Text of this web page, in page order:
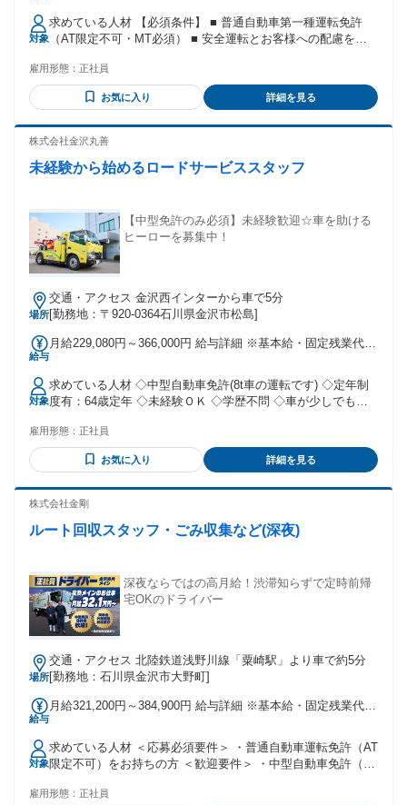
れる通勤・皆勤・家族手当金額：なし 全員に一律で支払われ
るその他手当金額：なし 乗車回数により変動／年収500万円
以上を見込めます ■ 月給：30〜40万円（乗車回数により変
動） ■ 賞与：年2回 ■ 昇給：年1回（人事評価による） ■ 諸手
資格取得手当／食事補助／お正月手当／子ども入学祝い金 ■
休まず乗務すれば、年収500万円以上を見込める設計です
【支度金制度】 入社時点で30〜55歳の方：合計50万円を支給
・半年後／1年後／2年後にそれぞれ10万円 ・3年後に20万円
55歳以上の方：入社半年後に10万円のみ支給 ※大型二種免許
取得支援制度を利用された方は対象外となります。 【新路線
線の立ち上げを、いっしょに担ってくれる方への特別な支援
金です。 2026年8月に入社する方・先着3名に、最大50万円を
支給します。 ・入社時：10万円 ・初乗務後：10万円 ・入社3
か月後：10万円 ・入社6か月後：10万円 ・入社1年後：10万
円 ※現行の支度金とは別に支給します。 ※新路線・運転士・
2026年8月入社の方を対象とした、期間限定の支援金です。
【引越し費用の補助（石川県外からお越しの方）】 石川県外
から移り住んで働く方に、引越し費用として10万円を補助し
ます。 【表彰制度】 ■ 無事故・無違反運転表彰（3・5・7・
対象
求めている人材 【必須条件】 ■ 普通自動車第一種運転免許
（AT限定不可・MT必須） ■ 安全運転とお客様への配慮を大
運転経験 ■ 長距離運転に慣れている方 ■ 夜勤・深夜勤務のご
経験 ■ トラックドライバー・配送ドライバーからの転身を考
えている方 ■ タクシー・ハイヤーでのご経験 ■ 接客業・サー
大型自動車第二種運転免許（取得支援制度あり／必須ではな
（貨物・旅客） ■ 危険物取扱者乙4 【こんな方を歓迎しま
も平気」という方 ■ 安全運転を何より大切にできる方 ■ お客
様の旅をサポートする仕事にやりがいを感じる方 ■ プロドラ
イバーへの第一歩を踏み出したい方 ■ これまでの運転経験を
活かしたい方 20代・30代・40代・50代・60代幅広い年代のド
事由1号・65歳未満（定年のため））
雇用形態： 正社員
お気に入り 詳細を見る
株式会社金沢丸善
未経験から始めるロードサービススタッフ
【中型免許のみ必須】未経験歓迎☆車を助ける
ヒーローを募集中！
場所
交通・アクセス 金沢西インターから車で5分
[勤務地：〒920-0364石川県金沢市松島]
給与
月給229,080円～366,000円 給与詳細 ※基本給・固定残業代の
ヶ月あたり2万9080円 〜 4万6100円（固定残業時間：1ヶ月あ
たり20時間） 固定残業時間を超えた勤務時間については別途
残業代を支給する 【一律手当】 全員に一律で支払われる通
勤・皆勤・家族手当金額：なし 全員に一律で支払われるその
(前年実績:月あたり＋3000円/月) ◆賞与年2回(前年実績:計4.0
ヶ月分) ◆家族手当(扶養配偶者/4000円/月、子息18歳未満1名
につき/4000円/月) ◆住宅手当(世帯主の方に限り/1万5000円/
月) ◆役職手当(主任以上/1万5000円～10万円/月) ◆資格手当
(3000円～5000円) └例：玉掛け資格 5000円/月 ◆交通費(上限1
万8000円/月) ※自宅からの距離に応じて支給 など、手当多数
対象
求めている人材 ◇中型自動車免許(8t車の運転です) ◇定年制
度有：64歳定年 ◇未経験ＯＫ ◇学歴不問 ◇車が少しでも好
整えており、 必要な資格は入社後の取得も可能◎ ★キャリア
UP★ 早期の昇進昇格も可能な会社です◎ 役職手当は1.5万円
～10万円支給。 着実な給与UPが可能です。 ★仕事のやりが
利用場面としては、使いたくて使っている ことはまずないと
という 緊急事態の際に、我々は出動します。 車のトラブルが
りがとう」を頂けます。 出来るだけ早くお客様のお困りごと
を 解決し、人を助けられた時に、 この仕事のやりがいに繋が
ります。 『仕事を通じて人の役に立ちたい』 自然とそれが実
感できるお仕事です！ 年齢の条件と理由：あり（例外事由1
雇用形態： 正社員
お気に入り 詳細を見る
株式会社金剛
ルート回収スタッフ・ごみ収集など(深夜)
深夜ならではの高月給！渋滞知らずで定時前帰
宅OKのドライバー
場所
交通・アクセス 北陸鉄道浅野川線「粟崎駅」より車で約5分
[勤務地：石川県金沢市大野町]
給与
月給321,200円～384,900円 給与詳細 ※基本給・固定残業代・
代：あり 1ヶ月あたり6万7700円 〜 8万900円（固定残業時
間：1ヶ月あたり40時間） 固定残業時間を超えた勤務時間に
ついては別途残業代を支給する 【一律手当】 全員に一律で支
払われる通勤・皆勤・家族手当金額：なし 全員に一律で支払
対象
求めている人材 ＜応募必須要件＞ ・普通自動車運転免許（AT
限定不可）をお持ちの方 ＜歓迎要件＞ ・中型自動車免許（8t
には「入社祝い金」を支給します。支給金額：10万円（条件
雇用形態： 正社員